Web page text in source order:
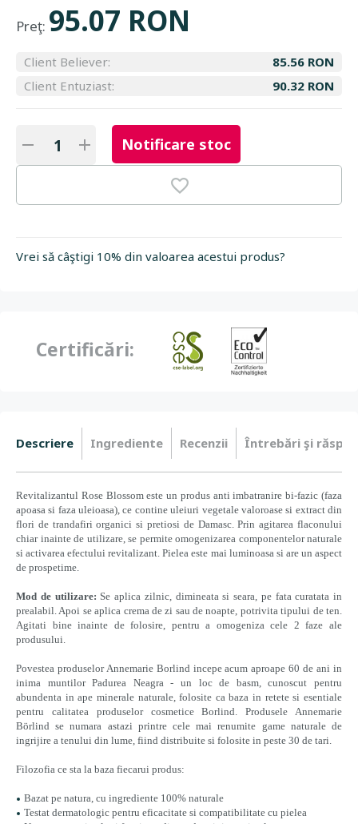
Preţ: 95.07 RON
Client Believer:
85.56 RON
Client Entuziast:
90.32 RON
Notificare stoc
Vrei să câştigi 10% din valoarea acestui produs?
Certificări:
Descriere Ingrediente Recenzii Întrebări şi
Revitalizantul Rose Blossom este un produs anti imbatranire bi-fazic (faza
apoasa si faza uleioasa), ce contine uleiuri vegetale valoroase si extract din
flori de trandafiri organici si pretiosi de Damasc. Prin agitarea flaconului
chiar inainte de utilizare, se permite omogenizarea componentelor naturale
si activarea efectului revitalizant. Pielea este mai luminoasa si are un aspect
de prospetime.
Mod de utilizare: Se aplica zilnic, dimineata si seara, pe fata curatata in
prealabil. Apoi se aplica crema de zi sau de noapte, potrivita tipului de ten.
Agitati bine inainte de folosire, pentru a omogeniza cele 2 faze ale
produsului.
Povestea produselor Annemarie Borlind incepe acum aproape 60 de ani in
inima muntilor Padurea Neagra - un loc de basm, cunoscut pentru
abundenta in ape minerale naturale, folosite ca baza in retete si esentiale
pentru calitatea produselor cosmetice Borlind. Produsele Annemarie
Börlind se numara astazi printre cele mai renumite game naturale de
ingrijire a tenului din lume, fiind distribuite si folosite in peste 30 de tari.
Filozofia ce sta la baza fiecarui produs:
Bazat pe natura, cu ingrediente 100% naturale
Testat dermatologic pentru eficacitate si compatibilitate cu pielea